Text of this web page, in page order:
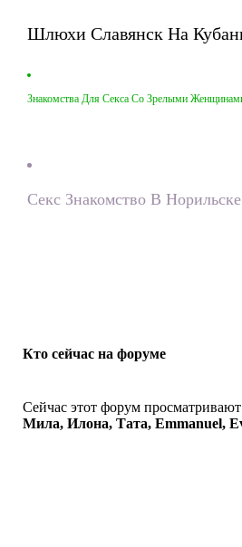
Шлюхи Славянск На
Знакомства Для Секса Со Зрелыми
Секс Знакомство В Норильске
Кто сейчас на форуме
Сейчас этот форум
Мила, Илона, Тата, Emmanuel,